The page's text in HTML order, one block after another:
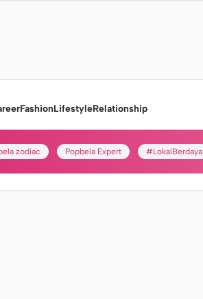
FashionLifestyleRelationship
zodiac Popbela Expert #LokalBerdaya